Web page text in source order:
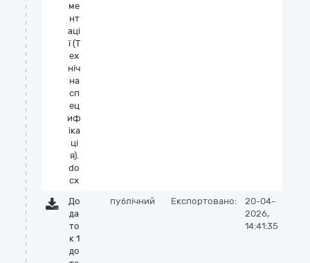
ме
нт
аці
ї (Т
ех
ніч
на
сп
ец
иф
іка
ці
я).
do
cx
До
да
то
к 1
до
публічний Експортовано:
20-04-
2026,
14:41:35